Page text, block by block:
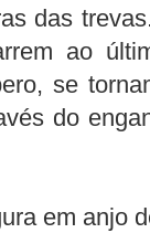
das
ao
se
do
em anjo